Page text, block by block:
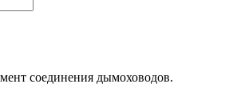
соединения дымоховодов.